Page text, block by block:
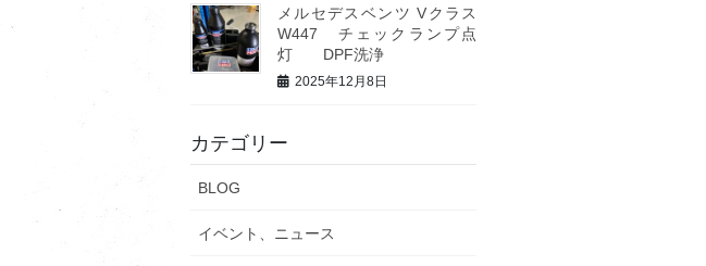
メルセデスベンツ Vクラス
W447 チェックランプ点
灯 DPF洗浄
2025年12月8日
カテゴリー
BLOG
イベント、ニュース